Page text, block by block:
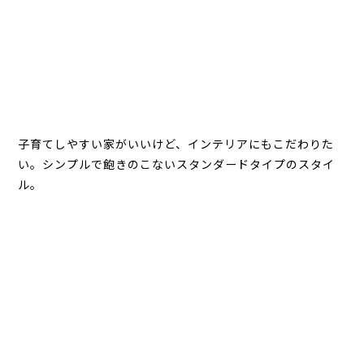
子育てしやすい家がいいけど、インテリアにもこだわりた
い。シンプルで飽きのこないスタンダードタイプのスタイ
ル。